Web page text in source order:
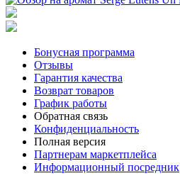
Бонусная программа
Отзывы
Гарантия качества
Возврат товаров
График работы
Обратная связь
Конфиденциальность
Полная версия
Партнерам маркетплейса
Информационный посредник